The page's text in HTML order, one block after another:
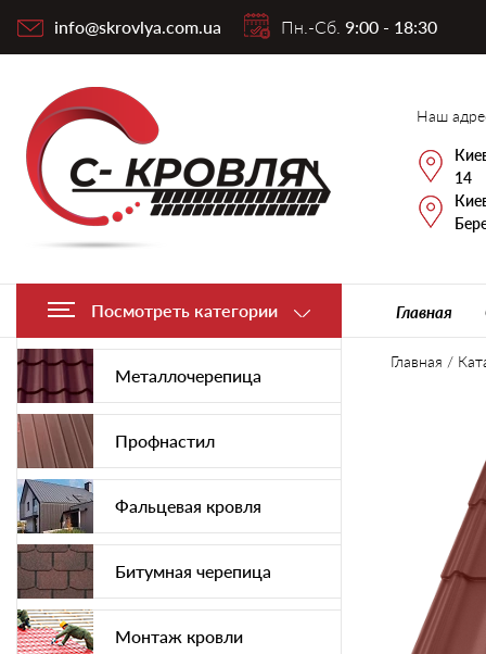
info@skrovlya.com.ua Пн.-Сб. 9:00 - 18:30
Наш
14
Посмотреть категории Главная
Металлочерепица
Профнастил
Фальцевая кровля
Битумная черепица
Монтаж кровли
Главная /